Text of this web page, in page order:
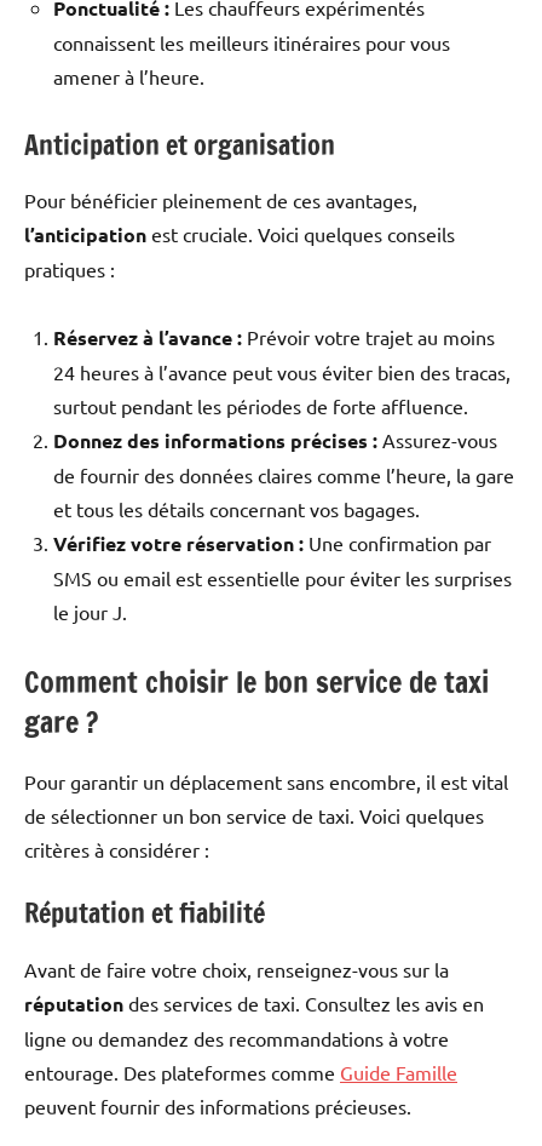
Ponctualité : Les chauffeurs expérimentés
connaissent les meilleurs itinéraires pour vous
amener à l’heure.
Anticipation et organisation
Pour bénéficier pleinement de ces avantages,
l’anticipation est cruciale. Voici quelques conseils
pratiques :
Réservez à l’avance : Prévoir votre trajet au moins
24 heures à l’avance peut vous éviter bien des tracas,
surtout pendant les périodes de forte affluence.
Donnez des informations précises : Assurez-vous
de fournir des données claires comme l’heure, la gare
et tous les détails concernant vos bagages.
Vérifiez votre réservation : Une confirmation par
SMS ou email est essentielle pour éviter les surprises
le jour J.
Comment choisir le bon service de taxi
gare ?
Pour garantir un déplacement sans encombre, il est vital
de sélectionner un bon service de taxi. Voici quelques
critères à considérer :
Réputation et fiabilité
Avant de faire votre choix, renseignez-vous sur la
réputation des services de taxi. Consultez les avis en
ligne ou demandez des recommandations à votre
entourage. Des plateformes comme Guide Famille
peuvent fournir des informations précieuses.